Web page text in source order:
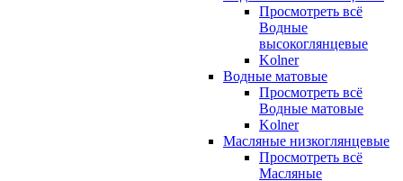
Просмотреть всё
Водные
высокоглянцевые
Kolner
Водные матовые
Просмотреть всё
Водные матовые
Kolner
Масляные низкоглянцевые
Просмотреть всё
Масляные